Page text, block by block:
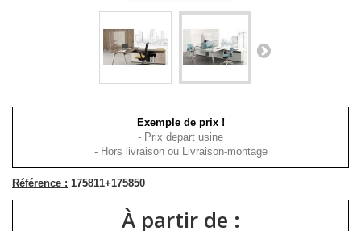
Exemple de prix !
- Prix depart usine
- Hors livraison ou Livraison-montage
Référence : 175811+175850
À partir de :